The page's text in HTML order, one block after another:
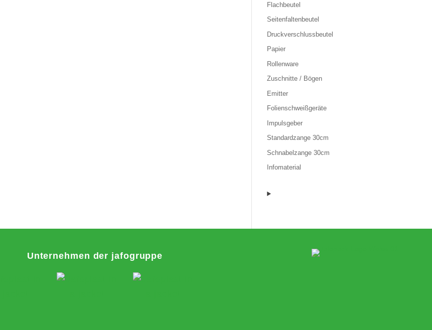
Flachbeutel
Seitenfaltenbeutel
Druckverschlussbeutel
Papier
Rollenware
Zuschnitte / Bögen
Emitter
Folienschweißgeräte
Impulsgeber
Standardzange 30cm
Schnabelzange 30cm
Infomaterial
Unternehmen der jafogruppe